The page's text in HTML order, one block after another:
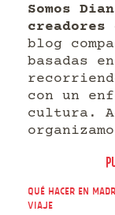
Somos
blog
basadas
con un
cultura.
Qué hacer en
viaje